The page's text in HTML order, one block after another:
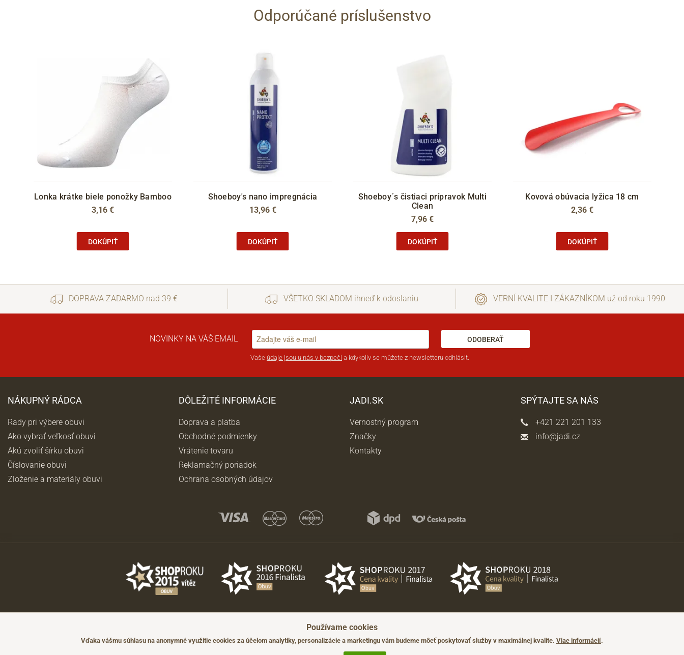
Odporúčané príslušenstvo
Lonka krátke biele ponožky Bamboo
3,16 €
DOKÚPIŤ
Shoeboy's nano impregnácia
13,96 €
DOKÚPIŤ
Shoeboy´s čistiaci prípravok Multi
Clean
7,96 €
DOKÚPIŤ
Kovová obúvacia lyžica 18 cm
2,36 €
DOKÚPIŤ
DOPRAVA ZADARMO nad 39 € VŠETKO SKLADOM ihneď k odoslaniu VERNÍ KVALITE I ZÁKAZNÍKOM už od roku 1990
NOVINKY NA VÁŠ EMAIL ODOBERAŤ
Vaše údaje jsou u nás v bezpečí a kdykoliv se můžete z newsletteru odhlásit.
NÁKUPNÝ RÁDCA
Rady pri výbere obuvi
Ako vybrať veľkosť obuvi
Akú zvoliť šírku obuvi
Číslovanie obuvi
Zloženie a materiály obuvi
DÔLEŽITÉ INFORMÁCIE
Doprava a platba
Obchodné podmienky
Vrátenie tovaru
Reklamačný poriadok
Ochrana osobných údajov
JADI.SK
Vernostný program
Značky
Kontakty
SPÝTAJTE SA NÁS
+421 221 201 133
info@jadi.cz
Simplia.cz .
Používame cookies
Vďaka vášmu súhlasu na anonymné využitie cookies za účelom analytiky, personalizácie a marketingu vám budeme môcť poskytovať služby v maximálnej kvalite. Viac informácií.